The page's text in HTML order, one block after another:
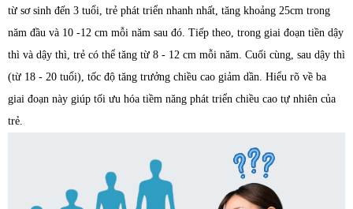
từ sơ sinh đến 3 tuổi, trẻ phát triển nhanh nhất, tăng khoảng 25cm trong
năm đầu và 10 -12 cm mỗi năm sau đó. Tiếp theo, trong giai đoạn tiền dậy
thì và dậy thì, trẻ có thể tăng từ 8 - 12 cm mỗi năm. Cuối cùng, sau dậy thì
(từ 18 - 20 tuổi), tốc độ tăng trưởng chiều cao giảm dần. Hiểu rõ về ba
giai đoạn này giúp tối ưu hóa tiềm năng phát triển chiều cao tự nhiên của
trẻ.